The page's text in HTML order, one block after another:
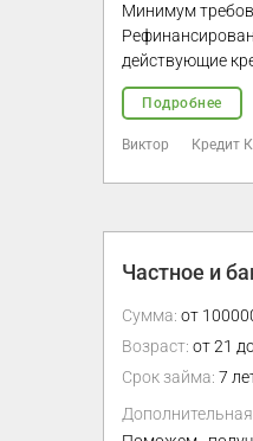
Минимум
действующие
Подробнее
Виктор Кредит
Частное и
Сумма: от
Возраст: от 21
Срок займа: 7